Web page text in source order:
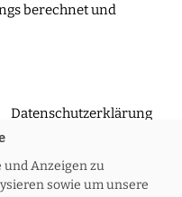
berechnet und
Datenschutzerklärung
Widerruf
und Anzeigen zu
sowie um unsere